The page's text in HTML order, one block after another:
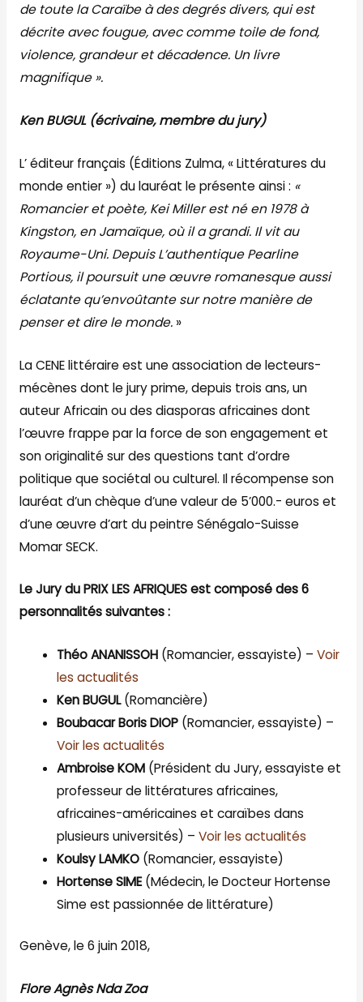
de toute la Caraïbe à des degrés divers, qui est
décrite avec fougue, avec comme toile de fond,
violence, grandeur et décadence. Un livre
magnifique ».
Ken BUGUL (écrivaine, membre du jury)
L’ éditeur français (Éditions Zulma, « Littératures du
monde entier ») du lauréat le présente ainsi : «
Romancier et poète, Kei Miller est né en 1978 à
Kingston, en Jamaïque, où il a grandi. Il vit au
Royaume-Uni. Depuis L’authentique Pearline
Portious, il poursuit une œuvre romanesque aussi
éclatante qu’envoûtante sur notre manière de
penser et dire le monde.»
La CENE littéraire est une association de lecteurs-
mécènes dont le jury prime, depuis trois ans, un
auteur Africain ou des diasporas africaines dont
l’œuvre frappe par la force de son engagement et
son originalité sur des questions tant d’ordre
politique que sociétal ou culturel. Il récompense son
lauréat d’un chèque d’une valeur de 5’000.- euros et
d’une œuvre d’art du peintre Sénégalo-Suisse
Momar SECK.
Le Jury du PRIX LES AFRIQUES est composé des 6
personnalités suivantes :
Théo ANANISSOH (Romancier, essayiste) –Voir
les actualités
Ken BUGUL(Romancière)
Boubacar Boris DIOP (Romancier, essayiste) –
Voir les actualités
Ambroise KOM (Président du Jury, essayiste et
professeur de littératures africaines,
africaines-américaines et caraïbes dans
plusieurs universités) –Voir les actualités
Koulsy LAMKO (Romancier, essayiste)
Hortense SIME(Médecin, le Docteur Hortense
Sime est passionnée de littérature)
Genève, le 6 juin 2018,
Flore Agnès Nda Zoa